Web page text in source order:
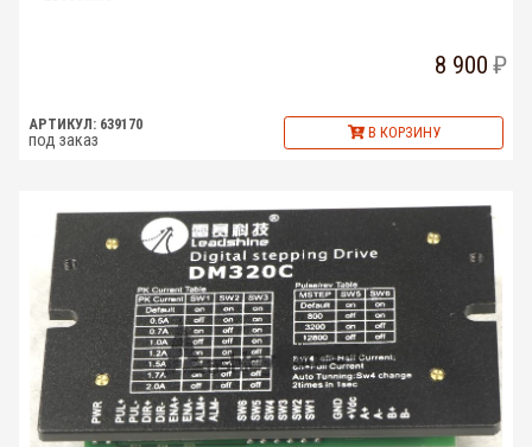
8 900
АРТИКУЛ: 639170
под заказ В КОРЗИНУ